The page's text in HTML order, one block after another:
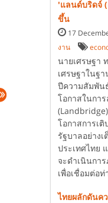
'แลนด์บริดจ์
ขึ้น
17
งาน
นายเศรษฐา
เศรษฐาในฐ
ปีความสัมพัน
โอกาสในกา
โอกาสการเ
รัฐบาลอย่าง
ประเทศไทย
จะดำเนินกา
เพื่อเชื่อมต่อ
ไทยผลักดันค